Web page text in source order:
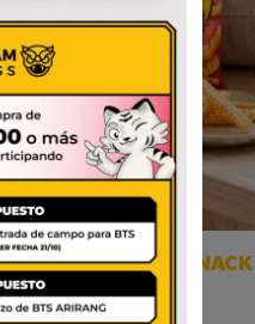
SWEET POTATO SNACK
$3.000